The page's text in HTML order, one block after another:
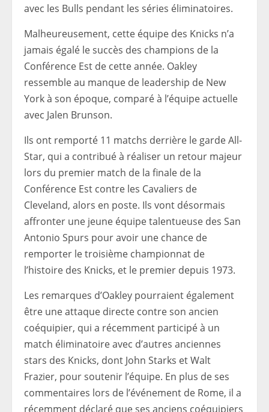
avec les Bulls pendant les séries éliminatoires.
Malheureusement, cette équipe des Knicks n’a
jamais égalé le succès des champions de la
Conférence Est de cette année. Oakley
ressemble au manque de leadership de New
York à son époque, comparé à l’équipe actuelle
avec Jalen Brunson.
Ils ont remporté 11 matchs derrière le garde All-
Star, qui a contribué à réaliser un retour majeur
lors du premier match de la finale de la
Conférence Est contre les Cavaliers de
Cleveland, alors en poste. Ils vont désormais
affronter une jeune équipe talentueuse des San
Antonio Spurs pour avoir une chance de
remporter le troisième championnat de
l’histoire des Knicks, et le premier depuis 1973.
Les remarques d’Oakley pourraient également
être une attaque directe contre son ancien
coéquipier, qui a récemment participé à un
match éliminatoire avec d’autres anciennes
stars des Knicks, dont John Starks et Walt
Frazier, pour soutenir l’équipe. En plus de ses
commentaires lors de l’événement de Rome, il a
récemment déclaré que ses anciens coéquipiers